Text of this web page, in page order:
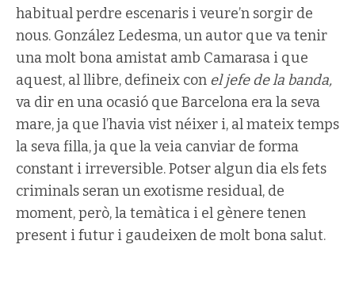
habitual perdre escenaris i veure’n sorgir de
nous. González Ledesma, un autor que va tenir
una molt bona amistat amb Camarasa i que
aquest, al llibre, defineix con el jefe de la banda,
va dir en una ocasió que Barcelona era la seva
mare, ja que l’havia vist néixer i, al mateix temps
la seva filla, ja que la veia canviar de forma
constant i irreversible. Potser algun dia els fets
criminals seran un exotisme residual, de
moment, però, la temàtica i el gènere tenen
present i futur i gaudeixen de molt bona salut.